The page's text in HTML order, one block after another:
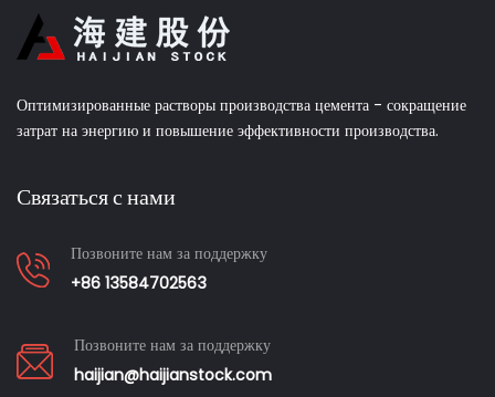
Оптимизированные растворы производства цемента - сокращение
затрат на энергию и повышение эффективности производства.
Связаться с нами
Позвоните нам за поддержку
+86 13584702563
Позвоните нам за поддержку
haijian@haijianstock.com